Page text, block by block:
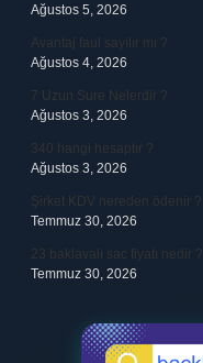
Ağustos 5, 2026
Avantaj faul sayılır mı ?
Ağustos 4, 2026
7 Uzun Sure Nelerdir ?
Ağustos 3, 2026
340 hangi hesaptır ?
Ağustos 3, 2026
Şirket KDV nereden ödenir ?
Temmuz 30, 2026
23 baklavalı sac fiyatı nedir ?
Temmuz 30, 2026